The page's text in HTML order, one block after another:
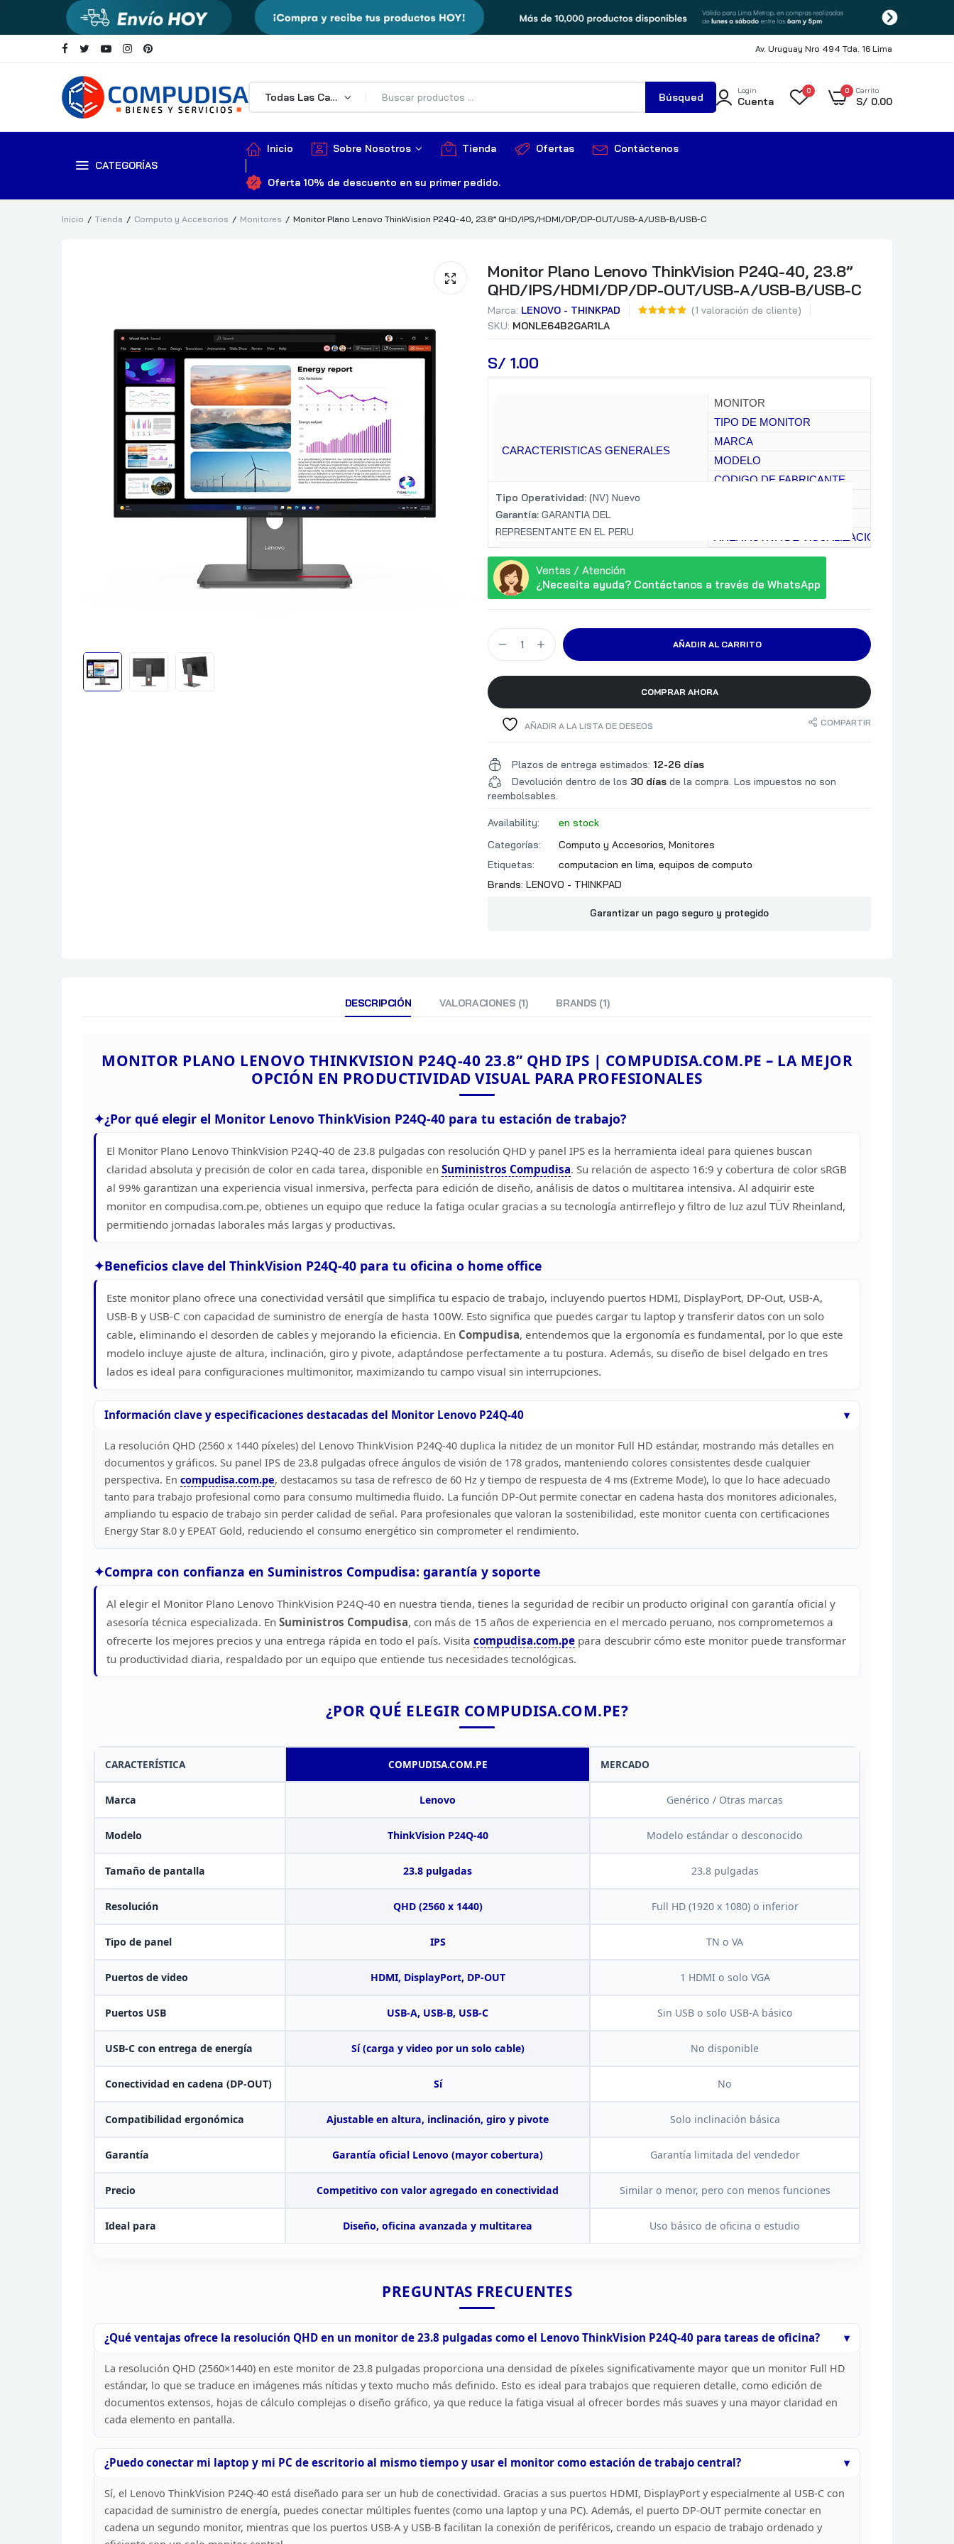
Av. Uruguay Nro 494 Tda. 16 Lima
Todas Las Categorías
Búsqued
a
Login
Cuenta
0 0 Carrito
S/ 0.00
CATEGORÍAS
Inicio Sobre Nosotros Tienda Ofertas Contáctenos
Oferta 10% de descuento en su primer pedido.
Inicio Tienda Computo y Accesorios Monitores Monitor Plano Lenovo ThinkVision P24Q-40, 23.8” QHD/IPS/HDMI/DP/DP-OUT/USB-A/USB-B/USB-C
Monitor Plano Lenovo ThinkVision P24Q-40, 23.8”
QHD/IPS/HDMI/DP/DP-OUT/USB-A/USB-B/USB-C
Marca: LENOVO - THINKPAD (1 valoración de cliente)
SKU: MONLE64B2GAR1LA
S/ 1.00
CARACTERISTICAS GENERALES
MONITOR
TIPO DE MONITOR
MARCA
MODELO
CODIGO DE FABRICANTE
CARACTERISTICAS DE PANTALLA
AREA ACTIVA DE VISUALIZACION
TIPO
FORMATO DE PANTALLA
RESOLUCION MAX
CARACTERISTICAS OPTICAS
GAMA DE COLORES
NUMERO DE COLORES
ANGULO DE VISION
TIEMPO DE RESPUESTA (ms)
TASA DE REFRESCO
CARACTERISTICAS MECANICAS
ANCHO DEL BISEL LATERAL: 2.0 mm
DISPLAYPORT OUT
CARACTERISTICAS
NATURAL LOW BLUE LIGHT
TIPO DE FUENTE DE ENERGIA
ENERGIA
12 W
CONSUMO DE ENERGIA (MAXIMA)
539.8 x 190.0 x 505.8 (EN SU POSICION
PESO
Tipo Operatividad: (NV) Nuevo
Garantía: GARANTIA DEL
REPRESENTANTE EN EL PERU
Ventas / Atención
¿Necesita ayuda? Contáctanos a través de WhatsApp
AÑADIR AL CARRITO
COMPRAR AHORA
AÑADIR A LA LISTA DE DESEOS COMPARTIR
Plazos de entrega estimados: 12-26 días
Devolución dentro de los 30 días de la compra. Los impuestos no son
reembolsables.
Availability:
en stock
Categorías:
Computo y Accesorios, Monitores
Etiquetas:
computacion en lima, equipos de computo
Brands: LENOVO - THINKPAD
Garantizar un pago seguro y protegido
DESCRIPCIÓN VALORACIONES (1) BRANDS (1)
MONITOR PLANO LENOVO THINKVISION P24Q-40 23.8” QHD IPS | COMPUDISA.COM.PE – LA MEJOR
OPCIÓN EN PRODUCTIVIDAD VISUAL PARA PROFESIONALES
¿Por qué elegir el Monitor Lenovo ThinkVision P24Q-40 para tu estación de trabajo?
El Monitor Plano Lenovo ThinkVision P24Q-40 de 23.8 pulgadas con resolución QHD y panel IPS es la herramienta ideal para quienes buscan
claridad absoluta y precisión de color en cada tarea, disponible en Suministros Compudisa. Su relación de aspecto 16:9 y cobertura de color sRGB
al 99% garantizan una experiencia visual inmersiva, perfecta para edición de diseño, análisis de datos o multitarea intensiva. Al adquirir este
monitor en compudisa.com.pe, obtienes un equipo que reduce la fatiga ocular gracias a su tecnología antirreflejo y filtro de luz azul TÜV Rheinland,
permitiendo jornadas laborales más largas y productivas.
Beneficios clave del ThinkVision P24Q-40 para tu oficina o home office
Este monitor plano ofrece una conectividad versátil que simplifica tu espacio de trabajo, incluyendo puertos HDMI, DisplayPort, DP-Out, USB-A,
USB-B y USB-C con capacidad de suministro de energía de hasta 100W. Esto significa que puedes cargar tu laptop y transferir datos con un solo
cable, eliminando el desorden de cables y mejorando la eficiencia. En Compudisa, entendemos que la ergonomía es fundamental, por lo que este
modelo incluye ajuste de altura, inclinación, giro y pivote, adaptándose perfectamente a tu postura. Además, su diseño de bisel delgado en tres
lados es ideal para configuraciones multimonitor, maximizando tu campo visual sin interrupciones.
Información clave y especificaciones destacadas del Monitor Lenovo P24Q-40
La resolución QHD (2560 x 1440 píxeles) del Lenovo ThinkVision P24Q-40 duplica la nitidez de un monitor Full HD estándar, mostrando más detalles en
documentos y gráficos. Su panel IPS de 23.8 pulgadas ofrece ángulos de visión de 178 grados, manteniendo colores consistentes desde cualquier
perspectiva. En compudisa.com.pe, destacamos su tasa de refresco de 60 Hz y tiempo de respuesta de 4 ms (Extreme Mode), lo que lo hace adecuado
tanto para trabajo profesional como para consumo multimedia fluido. La función DP-Out permite conectar en cadena hasta dos monitores adicionales,
ampliando tu espacio de trabajo sin perder calidad de señal. Para profesionales que valoran la sostenibilidad, este monitor cuenta con certificaciones
Energy Star 8.0 y EPEAT Gold, reduciendo el consumo energético sin comprometer el rendimiento.
Compra con confianza en Suministros Compudisa: garantía y soporte
Al elegir el Monitor Plano Lenovo ThinkVision P24Q-40 en nuestra tienda, tienes la seguridad de recibir un producto original con garantía oficial y
asesoría técnica especializada. En Suministros Compudisa, con más de 15 años de experiencia en el mercado peruano, nos comprometemos a
ofrecerte los mejores precios y una entrega rápida en todo el país. Visita compudisa.com.pe para descubrir cómo este monitor puede transformar
tu productividad diaria, respaldado por un equipo que entiende tus necesidades tecnológicas.
¿POR QUÉ ELEGIR COMPUDISA.COM.PE?
CARACTERÍSTICA COMPUDISA.COM.PE MERCADO
Marca Lenovo Genérico / Otras marcas
Modelo ThinkVision P24Q-40 Modelo estándar o desconocido
Tamaño de pantalla 23.8 pulgadas 23.8pulgadas
Resolución QHD (2560 x 1440) Full HD (1920 x 1080) o inferior
Tipo de panel IPS TN o VA
Puertos de video HDMI, DisplayPort, DP-OUT 1 HDMI o solo VGA
Puertos USB USB-A, USB-B, USB-C Sin USB o solo USB-A básico
USB-C con entrega de energía Sí(carga y video por un solo cable) No disponible
Conectividad en cadena (DP-OUT) Sí No
Compatibilidad ergonómica Ajustable en altura, inclinación, giro y pivote Solo inclinación básica
Garantía Garantía oficial Lenovo (mayor cobertura) Garantía limitada del vendedor
Precio Competitivo con valor agregado en conectividad Similar o menor, pero con menos funciones
Ideal para Diseño, oficina avanzada y multitarea Uso básico de oficina o estudio
PREGUNTAS FRECUENTES
¿Qué ventajas ofrece la resolución QHD en un monitor de 23.8 pulgadas como el Lenovo ThinkVision P24Q-40 para tareas de oficina?
La resolución QHD (2560×1440) en este monitor de 23.8 pulgadas proporciona una densidad de píxeles significativamente mayor que un monitor Full HD
estándar, lo que se traduce en imágenes más nítidas ytexto mucho más definido. Esto es ideal para trabajos que requieren detalle, como edición de
documentos extensos, hojas de cálculo complejas o diseño gráfico, ya que reduce la fatiga visual al ofrecer bordes más suaves y una mayor claridad en
cada elemento en pantalla.
¿Puedo conectar mi laptop y mi PC de escritorio al mismo tiempo y usar el monitor como estación de trabajo central?
Sí, el Lenovo ThinkVision P24Q-40 está diseñado para ser un hub de conectividad. Gracias a sus puertos HDMI, DisplayPort y especialmente al USB-C con
capacidad de suministro de energía, puedes conectar múltiples fuentes (como una laptop yuna PC). Además, el puerto DP-OUT permite conectar en
cadena un segundo monitor, mientras que los puertos USB-A y USB-B facilitan la conexión de periféricos, creando un espacio de trabajo ordenado y